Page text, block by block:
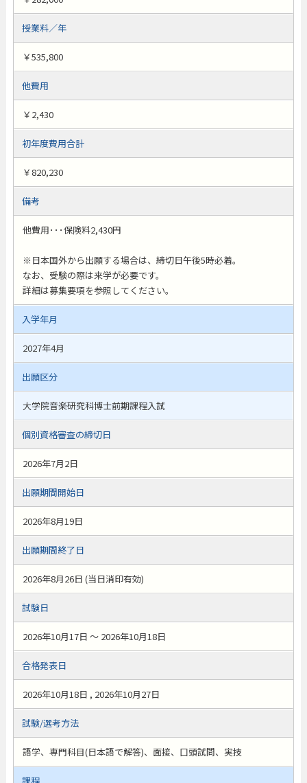
授業料／年
￥535,800
他費用
￥2,430
初年度費用合計
￥820,230
備考
他費用･･･保険料2,430円
※日本国外から出願する場合は、締切日午後5時必着。
なお、受験の際は来学が必要です。
詳細は募集要項を参照してください。
入学年月
2027年4月
出願区分
大学院音楽研究科博士前期課程入試
個別資格審査の締切日
2026年7月2日
出願期間開始日
2026年8月19日
出願期間終了日
2026年8月26日 (当日消印有効)
試験日
2026年10月17日 ～ 2026年10月18日
合格発表日
2026年10月18日 , 2026年10月27日
試験/選考方法
語学、専門科目(日本語で解答)、面接、口頭試問、実技